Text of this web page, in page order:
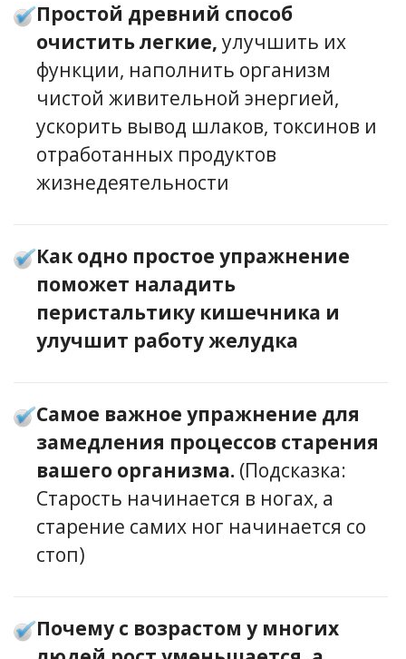
Простой древний способ
очистить легкие,улучшить их
функции, наполнить организм
чистой живительной энергией,
ускорить вывод шлаков, токсинов и
отработанных продуктов
жизнедеятельности
Как одно простое упражнение
поможет наладить
перистальтику кишечника и
улучшит работу желудка
Самое важное упражнение для
замедления процессов старения
вашего организма. (Подсказка:
Старость начинается в ногах, а
старение самих ног начинается со
стоп)
Почему с возрастом у многих